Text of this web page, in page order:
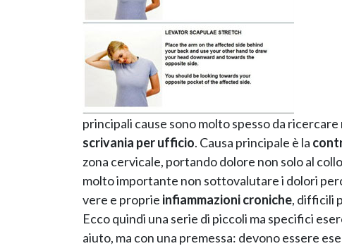
principali cause sono molto spesso da ricercare
scrivania per ufficio. Causa principale è la
zona cervicale, portando dolore non solo al
molto importante non sottovalutare i dolori
vere e proprie infiammazioni croniche, difficili
Ecco quindi una serie di piccoli ma specifici
aiuto, ma con una premessa: devono essere